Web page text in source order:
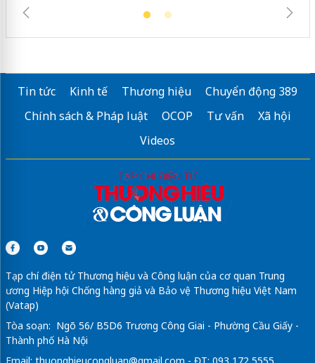
Tin tức Kinh tế Thương hiệu
Chuyển động 389
Chính sách & Pháp luật
OCOP Tư vấn
Xã hội
Videos
Tạp chí điện tử Thương hiệu và Công luận của cơ quan Trung
ương Hiệp hội Chống hàng giả và Bảo vệ Thương hiệu Việt Nam
(Vatap)
Tòa soạn: Ngõ 56/ B5D6 Trương Công Giai - Phường Cầu Giấy -
Thành phố Hà Nội